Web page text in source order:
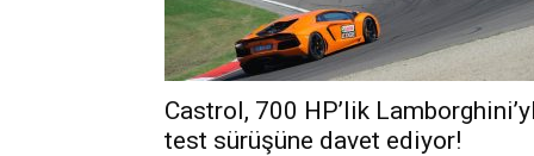
Castrol, 700 HP’lik
test sürüşüne davet ediyor!